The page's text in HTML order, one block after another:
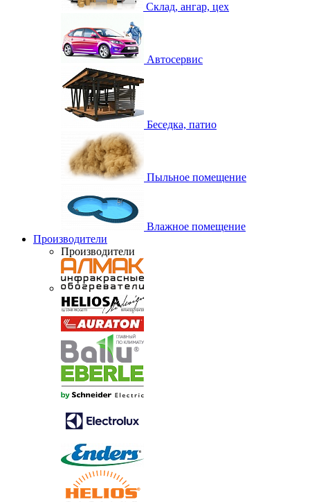
Склад, ангар, цех
Автосервис
Беседка, патио
Пыльное помещение
Влажное помещение
Производители
Производители